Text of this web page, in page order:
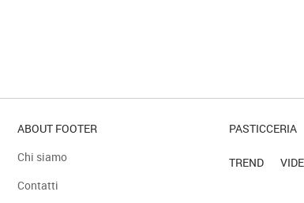
ABOUT FOOTER
Chi siamo
Contatti
PASTICCERIA
TREND